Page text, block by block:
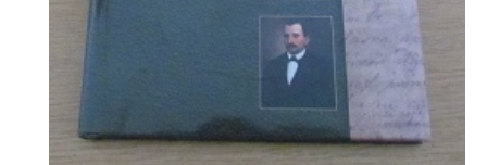
Könyvtár
Rákóczi Mozi